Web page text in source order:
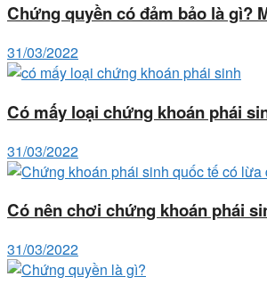
Chứng quyền có đảm bảo là gì?
31/03/2022
Có mấy loại chứng khoán phái
31/03/2022
Có nên chơi chứng khoán phái
31/03/2022